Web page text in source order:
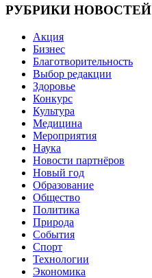
записям
РУБРИКИ НОВОСТЕЙ
Акция
Бизнес
Благотворительность
Выбор редакции
Здоровье
Конкурс
Культура
Медицина
Мероприятия
Наука
Новости партнёров
Новый год
Образование
Общество
Политика
Природа
События
Спорт
Технологии
Экономика